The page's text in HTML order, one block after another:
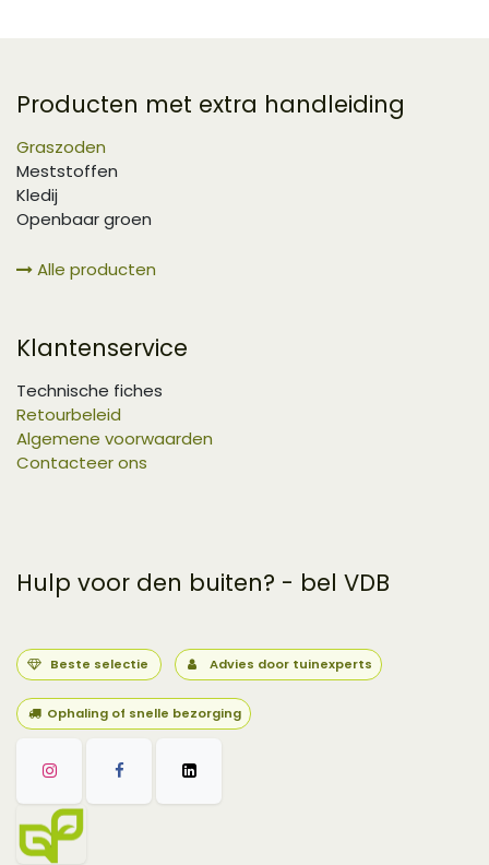
Producten met extra handleiding
Graszoden
Meststoffen
Kledij
Openbaar groen
Alle producten
Klantenservice
Technische fiches
Retourbeleid
Algemene voorwaarden
Contacteer ons
Hulp voor den buiten? - bel VDB
Beste selectie Advies door tuinexperts
Ophaling of snelle bezorging